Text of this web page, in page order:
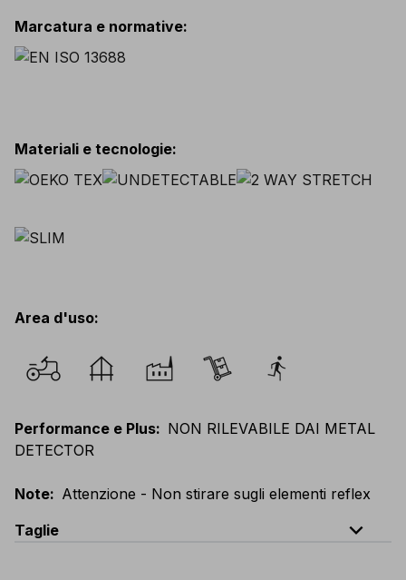
Marcatura e normative:
Materiali e tecnologie:
Area d'uso:
Performance e Plus: NON RILEVABILE DAI METAL
DETECTOR
Note: Attenzione - Non stirare sugli elementi reflex
Taglie
expand_less